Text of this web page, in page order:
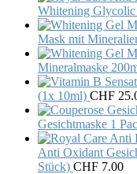
Whitening Glycolic
Mask mit
Mineralmaske
(1x 10ml) CHF
Gesichtmaske 1
Anti Oxidant
Stück) CHF 7.00